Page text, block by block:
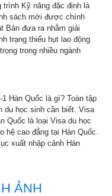
trình Kỹ năng đặc định là
sách mới được chính
Bản đưa ra nhằm giải
trạng thiếu hụt lao động
trong nhiều ngành
1 Hàn Quốc là gì? Toàn tập
du học sinh cần biết. Visa
Quốc là loại Visa du học
hệ cao đẳng tại Hàn Quốc.
xuất nhập cảnh Hàn
ẢNH